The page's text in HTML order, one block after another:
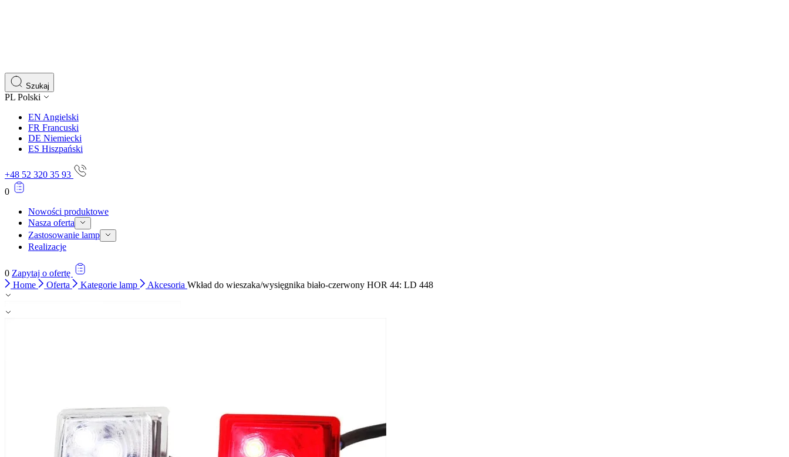
Szukaj
PL Polski
EN Angielski
FR Francuski
DE Niemiecki
ES Hiszpański
+48 52 320 35 93
0
Nowości produktowe
Nasza oferta
Zastosowanie lamp
Realizacje
0 Zapytaj o ofertę
Home
Oferta Kategorie lamp Akcesoria Wkład do wieszaka/wysięgnika biało-czerwony HOR 44: LD 448